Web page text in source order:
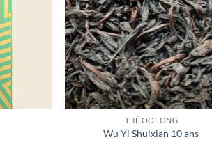
+
THÉ OOLONG
Wu Yi Shuixian 10 ans